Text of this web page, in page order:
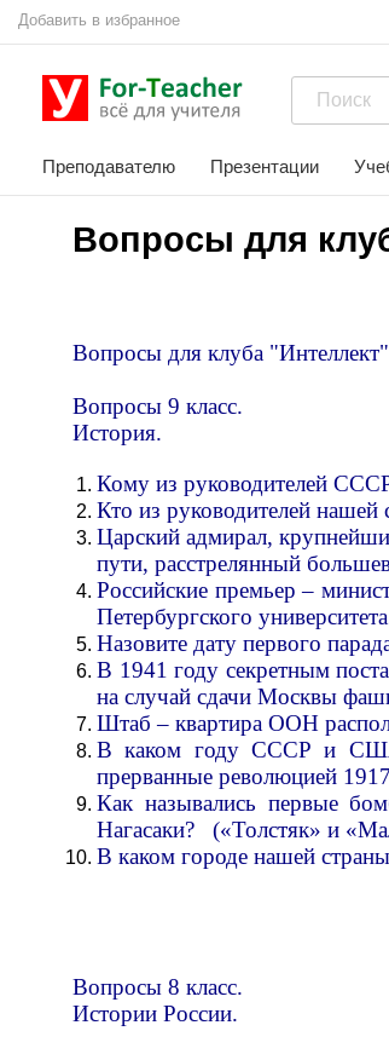
Добавить в избранное
Преподавателю Презентации
Вопросы для
Вопросы для клуба
Вопросы 9 класс.
История.
Кому из руководителей
Кто из руководителей
Царский адмирал,
пути, расстрелянный
Российские премьер –
Петербургского
Назовите дату первого
В 1941 году секретным
на случай сдачи Москвы
Штаб – квартира ООН
В каком году СССР и США
прерванные революцией
Как назывались первые
Нагасаки? («Толстяк» и
В каком городе нашей
Вопросы 8 класс.
Истории России.